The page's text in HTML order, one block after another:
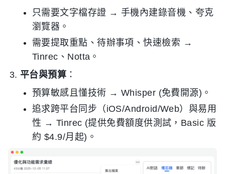
只需要文字檔存證 → 手機內建錄音機、夸克
瀏覽器。
需要提取重點、待辦事項、快速檢索 →
Tinrec、Notta。
平台與預算 ：
預算敏感且懂技術 → Whisper (免費開源)。
追求跨平台同步（iOS/Android/Web）與易用
性 → Tinrec (提供免費額度供測試，Basic 版
約 $4.9/月起)。